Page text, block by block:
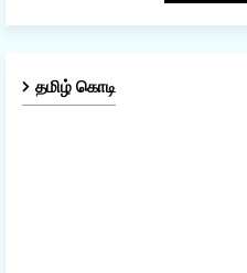
தமிழ் கொடி